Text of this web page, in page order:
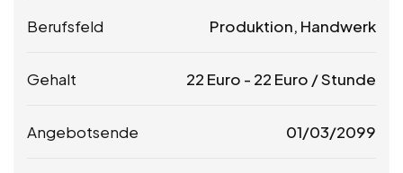
Berufsfeld Produktion, Handwerk
Gehalt 22 Euro - 22 Euro / Stunde
Angebotsende 01/03/2099